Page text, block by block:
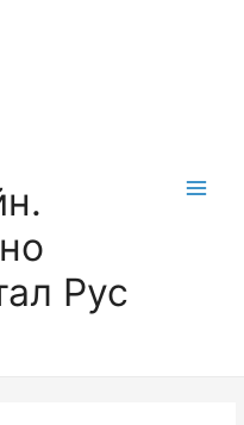
Рус